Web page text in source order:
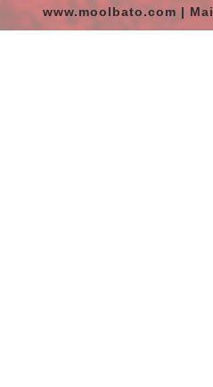
www.moolbato.com |